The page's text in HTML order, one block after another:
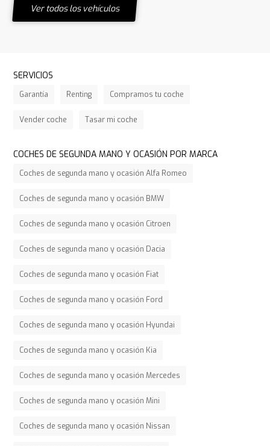
Ver todos los vehículos
SERVICIOS
Garantía Renting Compramos tu coche
Vender coche Tasar mi coche
COCHES DE SEGUNDA MANO Y OCASIÓN POR MARCA
Coches de segunda mano y ocasión Alfa Romeo
Coches de segunda mano y ocasión BMW
Coches de segunda mano y ocasión Citroen
Coches de segunda mano y ocasión Dacia
Coches de segunda mano y ocasión Fiat
Coches de segunda mano y ocasión Ford
Coches de segunda mano y ocasión Hyundai
Coches de segunda mano y ocasión Kia
Coches de segunda mano y ocasión Mercedes
Coches de segunda mano y ocasión Mini
Coches de segunda mano y ocasión Nissan